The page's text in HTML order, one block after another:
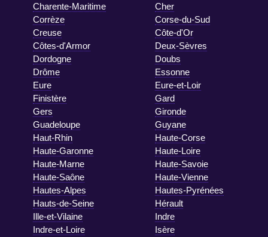
Charente-Maritime
Cher
Corrèze
Corse-du-Sud
Creuse
Côte-d'Or
Côtes-d'Armor
Deux-Sèvres
Dordogne
Doubs
Drôme
Essonne
Eure
Eure-et-Loir
Finistère
Gard
Gers
Gironde
Guadeloupe
Guyane
Haut-Rhin
Haute-Corse
Haute-Garonne
Haute-Loire
Haute-Marne
Haute-Savoie
Haute-Saône
Haute-Vienne
Hautes-Alpes
Hautes-Pyrénées
Hauts-de-Seine
Hérault
Ille-et-Vilaine
Indre
Indre-et-Loire
Isère